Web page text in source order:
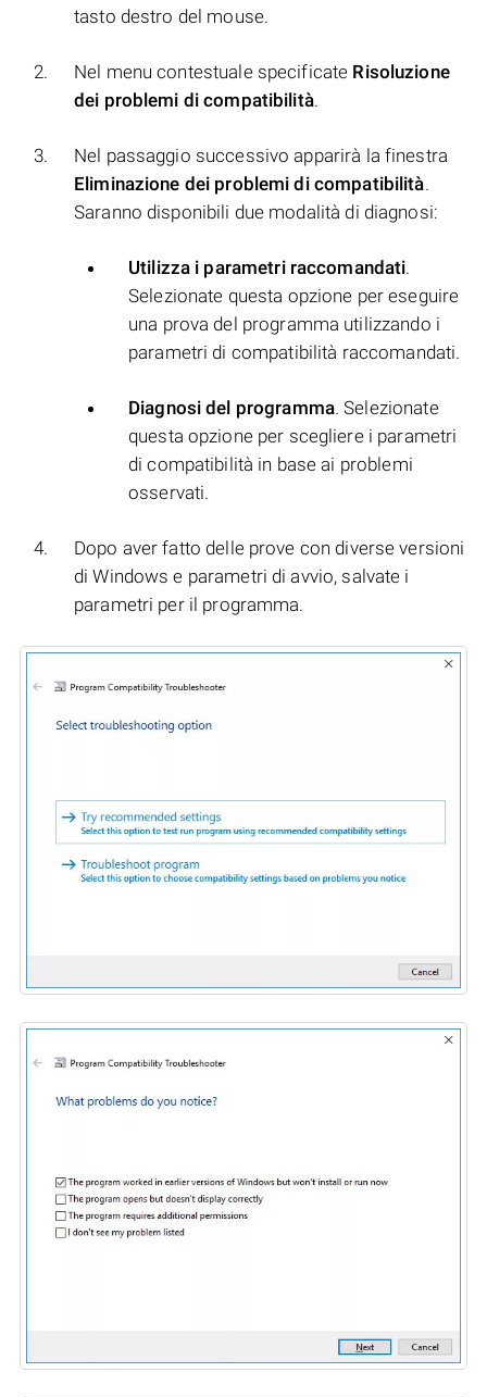
tasto destro del mouse.
Nel menu contestuale specificate Risoluzione
dei problemi di compatibilità.
Nel passaggio successivo apparirà la finestra
Eliminazione dei problemi di compatibilità.
Saranno disponibili due modalità di diagnosi:
Utilizza i parametri raccomandati.
Selezionate questa opzione per eseguire
una prova del programma utilizzando i
parametri di compatibilità raccomandati.
Diagnosi del programma. Selezionate
questa opzione per scegliere i parametri
di compatibilità in base ai problemi
osservati.
Dopo aver fatto delle prove con diverse versioni
di Windows e parametri di avvio, salvate i
parametri per il programma.